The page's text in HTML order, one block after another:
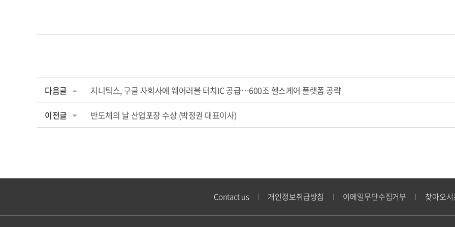
다음글 지니틱스, 구글 자회사에 웨어러블 터치IC 공급…600조 헬스케어 플랫폼 공략
이전글 반도체의 날 산업포장 수상 (박정권 대표이사)
Contact us 개인정보취급방침 이메일무단수집거부 찾아오시